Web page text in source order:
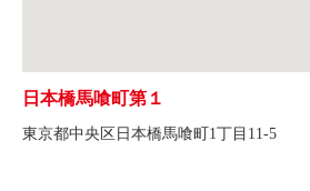
日本橋馬喰町第１
東京都中央区日本橋馬喰町1丁目11-5